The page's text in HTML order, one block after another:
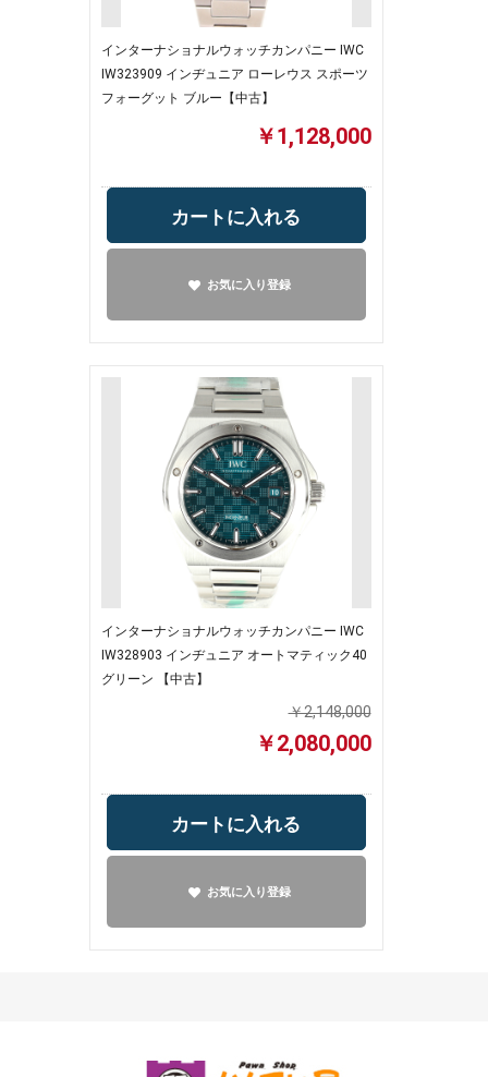
インターナショナルウォッチカンパニー IWC
IW323909 インヂュニア ローレウス スポーツ
フォーグット ブルー【中古】
￥1,128,000
カートに入れる
お気に入り登録
インターナショナルウォッチカンパニー IWC
IW328903 インヂュニア オートマティック40
グリーン 【中古】
￥2,148,000
￥2,080,000
カートに入れる
お気に入り登録